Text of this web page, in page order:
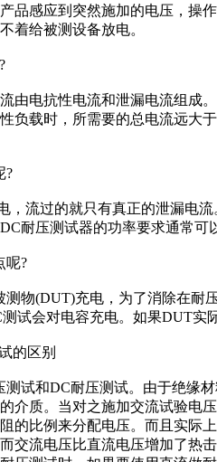
品感应到突然施加的电压，操
着给被测设备放电。
电抗性电流和泄漏电流组成
负载时，所需要的总电流远大
?
流过的就只有真正的泄漏电流
耐压测试器的功率要求通常
呢?
(DUT)充电，为了消除在耐
试会对电容充电。如果DUT实
的区别
和DC耐压测试。由于绝缘材
介质。当对之施加交流试验电
的比例来分配电压。而且实际
交流电压比直流电压增加了热